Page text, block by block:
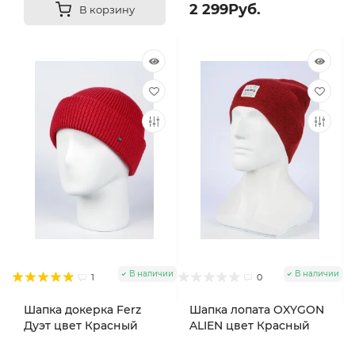
В корзину 2 299Руб.
1 В наличии
Шапка докерка Ferz
Дуэт цвет Красный
0 В наличии
Шапка лопата OXYGON
ALIEN цвет Красный